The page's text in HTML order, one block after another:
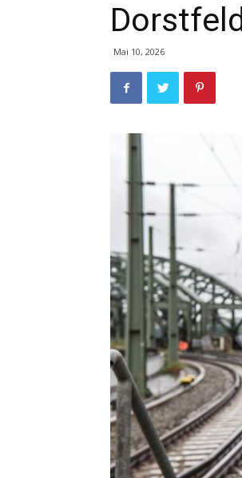
Dorstfeld
Mai 10, 2026